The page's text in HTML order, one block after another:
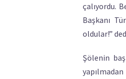
çalıyordu.
Başkanı
oldular!”
Şölenin